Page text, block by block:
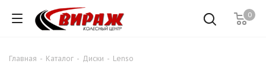
0
Главная - Каталог - Диски - Lenso